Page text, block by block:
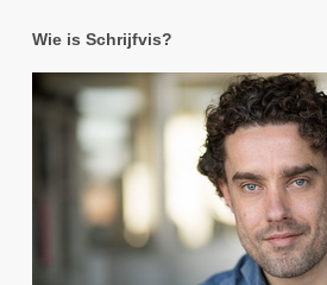
Wie is Schrijfvis?